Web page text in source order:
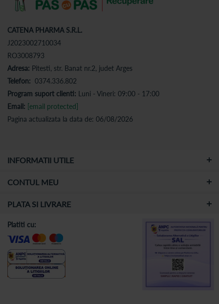
CATENA PHARMA S.R.L.
J2023002710034
RO3008793
Adresa: Pitesti, str. Banat nr.2, judet Arges
Telefon: 0374.336.802
Program suport clienti: Luni - Vineri: 09:00 - 17:00
Email: [email protected]
Pagina actualizata la data de: 06/08/2026
INFORMATII UTILE
CONTUL MEU
PLATA SI LIVRARE
Platiti cu: